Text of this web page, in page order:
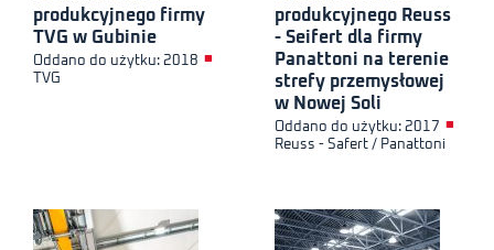
produkcyjnego firmy
TVG w Gubinie
Oddano do użytku: 2018 ■
TVG
produkcyjnego Reuss
- Seifert dla firmy
Panattoni na terenie
strefy przemysłowej
w Nowej Soli
Oddano do użytku: 2017 ■
Reuss - Safert / Panattoni